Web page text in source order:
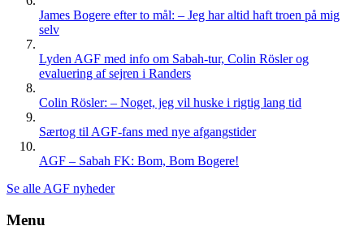
James Bogere efter to mål: – Jeg har altid haft troen på mig
selv
Lyden AGF med info om Sabah-tur, Colin Rösler og
evaluering af sejren i Randers
Colin Rösler: – Noget, jeg vil huske i rigtig lang tid
Særtog til AGF-fans med nye afgangstider
AGF – Sabah FK: Bom, Bom Bogere!
Se alle AGF nyheder
Menu